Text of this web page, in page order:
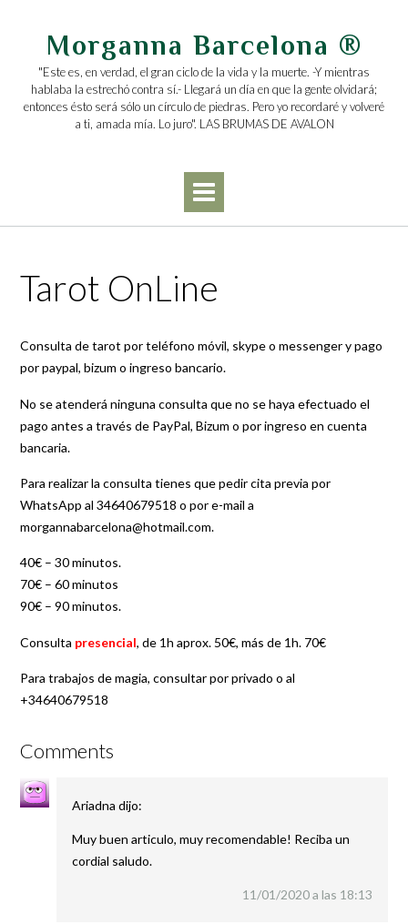
contenidoMorganna Barcelona ®
"Este es, en verdad, el gran ciclo de la vida y la muerte. -Y mientras
hablaba la estrechó contra sí.- Llegará un día en que la gente olvidará;
entonces ésto será sólo un círculo de piedras. Pero yo recordaré y volveré
a ti, amada mía. Lo juro". LAS BRUMAS DE AVALON
Tarot OnLine
Consulta de tarot por teléfono móvil, skype o messenger y pago
por paypal, bizum o ingreso bancario.
No se atenderá ninguna consulta que no se haya efectuado el
pago antes a través de PayPal, Bizum o por ingreso en cuenta
bancaria.
Para realizar la consulta tienes que pedir cita previa por
WhatsApp al 34640679518 o por e-mail a
morgannabarcelona@hotmail.com.
40€ – 30 minutos.
70€ – 60 minutos
90€ – 90 minutos.
Consulta presencial, de 1h aprox. 50€, más de 1h. 70€
Para trabajos de magia, consultar por privado o al
+34640679518
Comments
Ariadna dijo:
Muy buen articulo, muy recomendable! Reciba un
cordial saludo.
11/01/2020 a las 18:13